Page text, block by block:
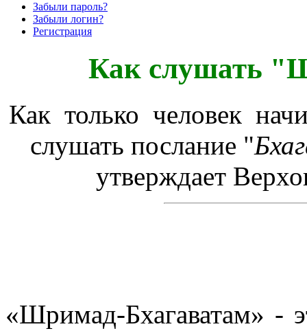
Забыли пароль?
Забыли логин?
Регистрация
Как слушать
Как только человек
слушать послание "
утверждает
«Шримад-Бхагаватам» -